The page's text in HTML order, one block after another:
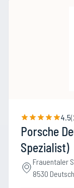
4.5(
Porsche
Spezialist)
Frauentaler
8530